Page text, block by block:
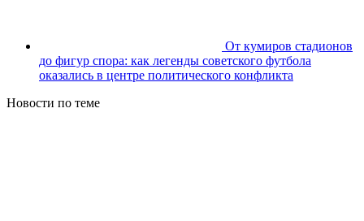
От кумиров стадионов
до фигур спора: как легенды советского футбола
оказались в центре политического конфликта
Новости по теме